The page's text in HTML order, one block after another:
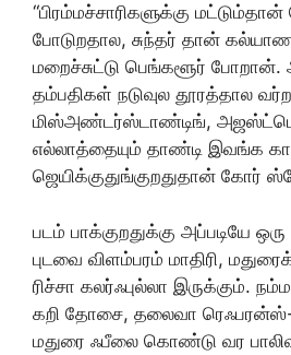
“பிரம்மச்சாரிகளுக்கு
போடுறதால, சுந்தர் தான்
மறைச்சுட்டு பெங்களூர் போறான்.
தம்பதிகள் நடுவுல தூரத்தால வர்ற
மிஸ்அண்டர்ஸ்டாண்டிங்,
எல்லாத்தையும் தாண்டி இவங்க
ஜெயிக்குதுங்குறதுதான் கோர்
படம் பாக்குறதுக்கு அப்படியே
புடவை விளம்பரம் மாதிரி,
ரிச்சா கலர்ஃபுல்லா இருக்கும்.
கறி தோசை, தலைவா ரெஃபரன்ஸ்-
மதுரை ஃபீலை கொண்டு வர